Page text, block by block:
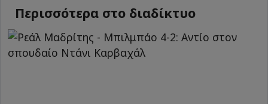
Περισσότερα στο διαδίκτυο